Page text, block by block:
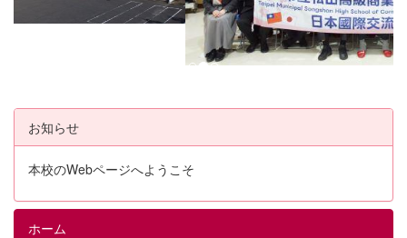
お知らせ
本校のWebページへようこそ
ホーム